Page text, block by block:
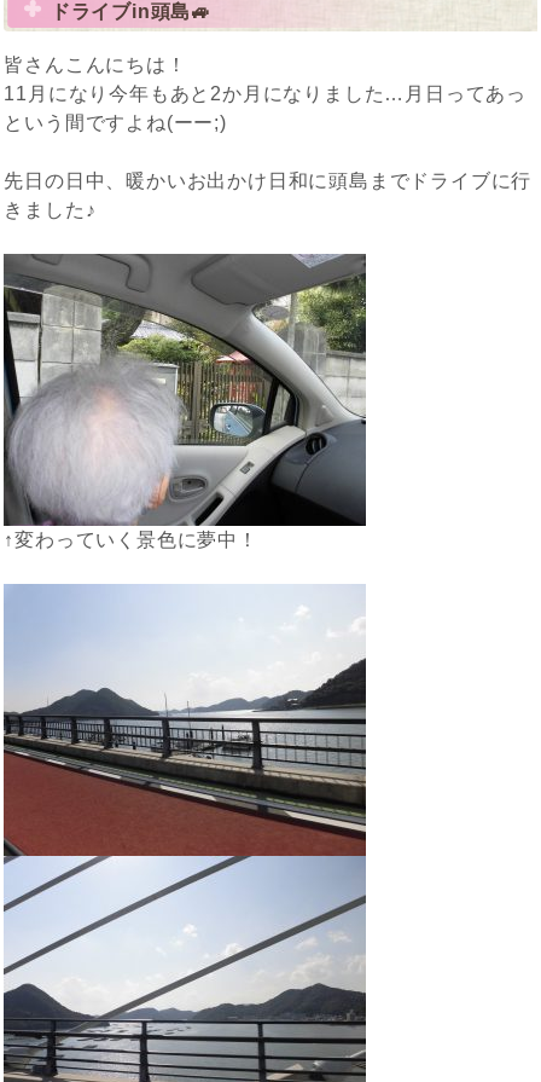
ドライブin頭島🚙
皆さんこんにちは！
11月になり今年もあと2か月になりました…月日ってあっ
という間ですよね(ーー;)
先日の日中、暖かいお出かけ日和に頭島までドライブに行
きました♪
↑変わっていく景色に夢中！